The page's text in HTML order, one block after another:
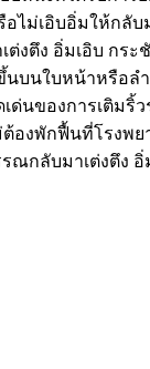
อไม่เอิบอิ่มให้ก
งตึง อิ่มเอิบ กร
นใบหน้าหรือล
นของการเติมริ้
ต้องพักฟื้นที่โรง
ณกลับมาเต่งตึง